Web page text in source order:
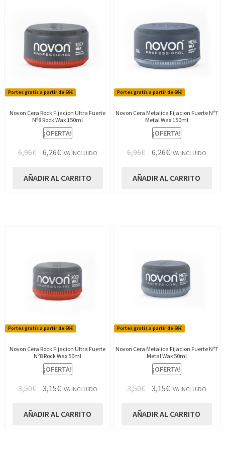
Portes gratis a partir de 69€
Novon Cera Rock Fijacion Ultra Fuerte
Nº8 Rock Wax 150ml
¡OFERTA!
6,96€ El
original
6,26€El
actual
IVA INCLUIDO
AÑADIR AL CARRITO
Portes gratis a partir de 69€
Novon Cera Metalica Fijacion Fuerte Nº7
Metal Wax 150ml
¡OFERTA!
6,96€
El
original
6,26€El
actual
IVA INCLUIDO
AÑADIR AL CARRITO
Portes gratis a partir de 69€
Novon Cera Rock Fijacion Ultra Fuerte
Nº8 Rock Wax 50ml
¡OFERTA!
3,50€ El
original
3,15€El
actual
IVA INCLUIDO
AÑADIR AL CARRITO
Portes gratis a partir de 69€
Novon Cera Metalica Fijacion Fuerte Nº7
Metal Wax 50ml
¡OFERTA!
3,50€
El
original
3,15€El
actual
IVA INCLUIDO
AÑADIR AL CARRITO